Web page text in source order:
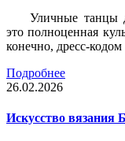
Уличные танцы
это полноценная
конечно, дресс-кодом
Подробнее
26.02.2026
Искусство вязания